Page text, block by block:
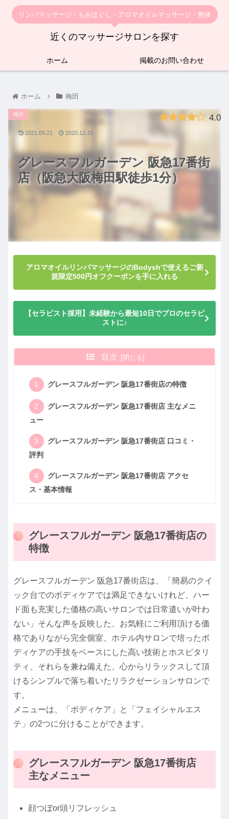
リンパマッサージ・もみほぐし・アロマオイルマッサージ・整体
近くのマッサージサロンを探す
ホーム 掲載のお問い合わせ
ホーム 梅田
グレースフルガーデン 阪急17番街
店（阪急大阪梅田駅徒歩1分）
4.0
梅田
2021.09.21 2020.12.15
アロマオイルリンパマッサージのBodyshで使えるご新
規限定500円オフクーポンを手に入れる
【セラピスト採用】未経験から最短10日でプロのセラピ
ストに♪
目次
グレースフルガーデン 阪急17番街店の特徴
グレースフルガーデン 阪急17番街店 主なメニ
ュー
グレースフルガーデン 阪急17番街店 口コミ・
評判
グレースフルガーデン 阪急17番街店 アクセ
ス・基本情報
グレースフルガーデン 阪急17番街店の
特徴
グレースフルガーデン 阪急17番街店は、「簡易のクイ
ック台でのボディケアでは満足できないけれど、ハー
ド面も充実した価格の高いサロンでは日常遣いが叶わ
ない」そんな声を反映した、お気軽にご利用頂ける価
格でありながら完全個室、ホテル内サロンで培ったボ
ディケアの手技をベースにした高い技術とホスピタリ
ティ、それらを兼ね備えた、心からリラックスして頂
けるシンプルで落ち着いたリラクゼーションサロンで
す。
メニューは、「ボディケア」と「フェイシャルエス
テ」の2つに分けることができます。
グレースフルガーデン 阪急17番街店
主なメニュー
顔つぼor頭リフレッシュ